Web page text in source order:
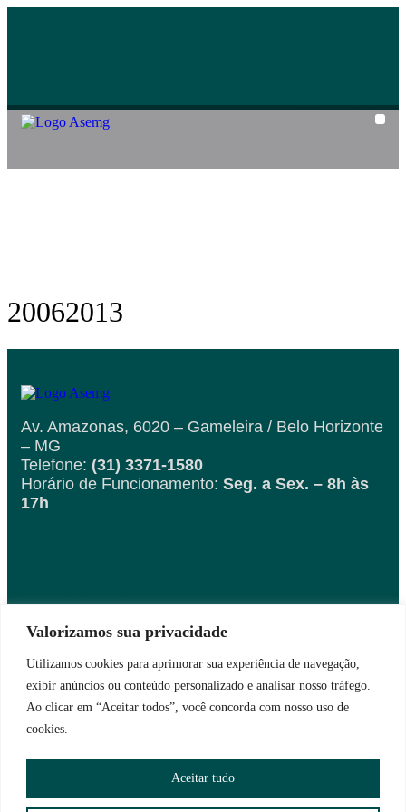
Valorizamos sua privacidade
Utilizamos cookies para aprimorar sua experiência de navegação,
exibir anúncios ou conteúdo personalizado e analisar nosso tráfego.
Ao clicar em “Aceitar todos”, você concorda com nosso uso de
cookies.
Aceitar tudo
20062013
Av. Amazonas, 6020 – Gameleira / Belo Horizonte
– MG
Telefone: (31) 3371-1580
Horário de Funcionamento: Seg. a Sex. – 8h às
17h
Fique por dentro das
novidades